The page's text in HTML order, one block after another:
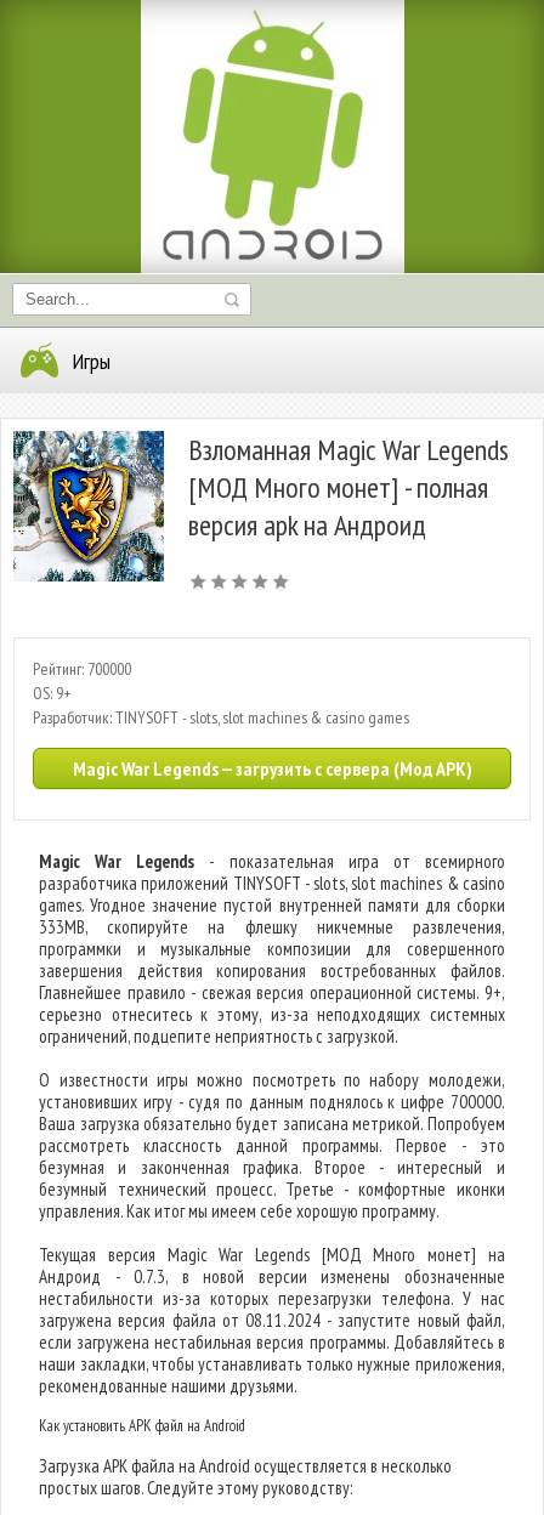
Игры
Взломанная Magic War Legends
[МОД Много монет] - полная
версия apk на Андроид
Рейтинг: 700000
OS: 9+
Разработчик: TINYSOFT - slots, slot machines & casino games
Magic War Legends — загрузить с сервера (Мод APK)
Magic War Legends - показательная игра от всемирного
разработчика приложений TINYSOFT - slots, slot machines & casino
games. Угодное значение пустой внутренней памяти для сборки
333MB, скопируйте на флешку никчемные развлечения,
программки и музыкальные композиции для совершенного
завершения действия копирования востребованных файлов.
Главнейшее правило - свежая версия операционной системы. 9+,
серьезно отнеситесь к этому, из-за неподходящих системных
ограничений, подцепите неприятность с загрузкой.
О известности игры можно посмотреть по набору молодежи,
установивших игру - судя по данным поднялось к цифре 700000.
Ваша загрузка обязательно будет записана метрикой. Попробуем
рассмотреть классность данной программы. Первое - это
безумная и законченная графика. Второе - интересный и
безумный технический процесс. Третье - комфортные иконки
управления. Как итог мы имеем себе хорошую программу.
Текущая версия Magic War Legends [МОД Много монет] на
Андроид - 0.7.3, в новой версии изменены обозначенные
нестабильности из-за которых перезагрузки телефона. У нас
загружена версия файла от 08.11.2024 - запустите новый файл,
если загружена нестабильная версия программы. Добавляйтесь в
наши закладки, чтобы устанавливать только нужные приложения,
рекомендованные нашими друзьями.
Как установить APK файл на Android
Загрузка APK файла на Android осуществляется в несколько
простых шагов. Следуйте этому руководству: